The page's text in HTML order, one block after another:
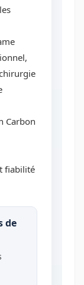
Carbon
fiabilité
de